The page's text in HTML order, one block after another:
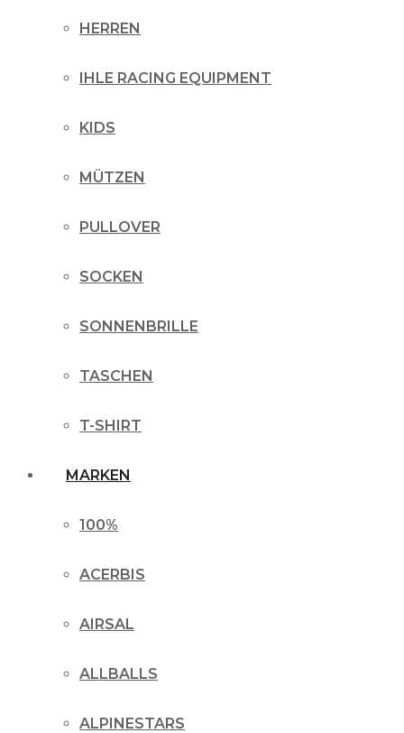
HERREN
IHLE RACING EQUIPMENT
KIDS
MÜTZEN
PULLOVER
SOCKEN
SONNENBRILLE
TASCHEN
T-SHIRT
MARKEN
100%
ACERBIS
AIRSAL
ALLBALLS
ALPINESTARS